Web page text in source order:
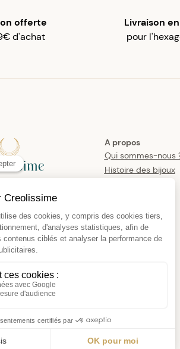
offerte
d'achat
Livraison
pour
A propos
Qui sommes-nous
Histoire des bijoux